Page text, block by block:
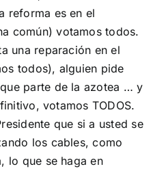
reforma es en el
común) votamos todos.
una reparación en el
todos), alguien pide
parte de la azotea … y
votamos TODOS.
que si a usted se
los cables, como
lo que se haga en